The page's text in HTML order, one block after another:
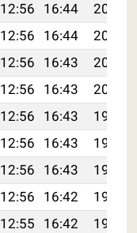
12:56 16:44
20:02
12:56 16:44
20:01
12:56 16:43
20:00
12:56 16:43
20:00
12:56 16:43
19:59
12:56 16:43
19:58
12:56 16:43
19:57
12:56 16:42
19:56
12:55 16:42
19:55